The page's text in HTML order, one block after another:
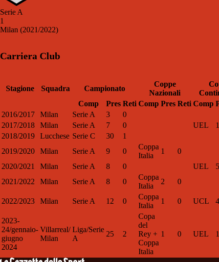
Serie A
1
Milan (2021/2022)
Carriera Club
Stagione Squadra Campionato
Coppe
Nazionali
Comp
Pres Reti Comp Pres Reti Comp
2016/2017
Milan Serie A 3
0
2017/2018
Milan Serie A 7 0 UEL
1
2018/2019
Lucchese Serie C 30
1
2019/2020
Milan Serie A 9 0
Coppa
Italia
1
0
2020/2021
Milan Serie A 8 0 UEL
5
2021/2022
Milan Serie A 8 0
Coppa
Italia
2 0
2022/2023 Milan Serie A 12 0
Coppa
Italia
1 0 UCL 4
2023-
24/gennaio-
giugno
2024
Villarreal/
Milan
Liga/Serie
A
25 2
Copa
del
Rey +
Coppa
Italia
1 0 UEL